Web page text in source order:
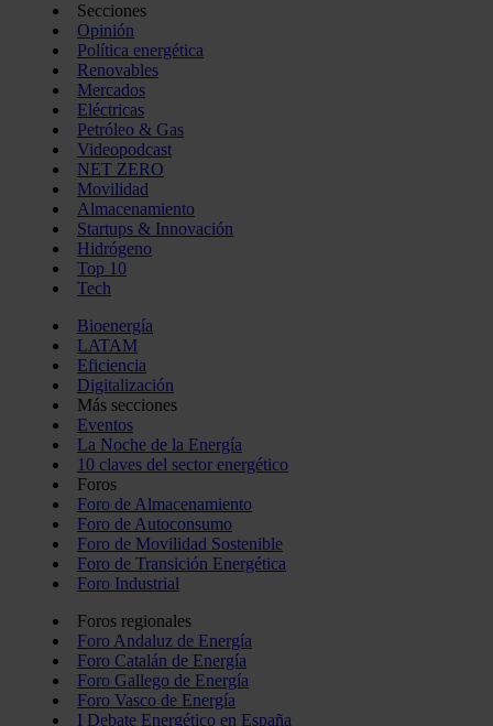
Secciones
Opinión
Política energética
Renovables
Mercados
Eléctricas
Petróleo & Gas
Videopodcast
NET ZERO
Movilidad
Almacenamiento
Startups & Innovación
Hidrógeno
Top 10
Tech
Bioenergía
LATAM
Eficiencia
Digitalización
Más secciones
Eventos
La Noche de la Energía
10 claves del sector energético
Foros
Foro de Almacenamiento
Foro de Autoconsumo
Foro de Movilidad Sostenible
Foro de Transición Energética
Foro Industrial
Foros regionales
Foro Andaluz de Energía
Foro Catalán de Energía
Foro Gallego de Energía
Foro Vasco de Energía
I Debate Energético en España